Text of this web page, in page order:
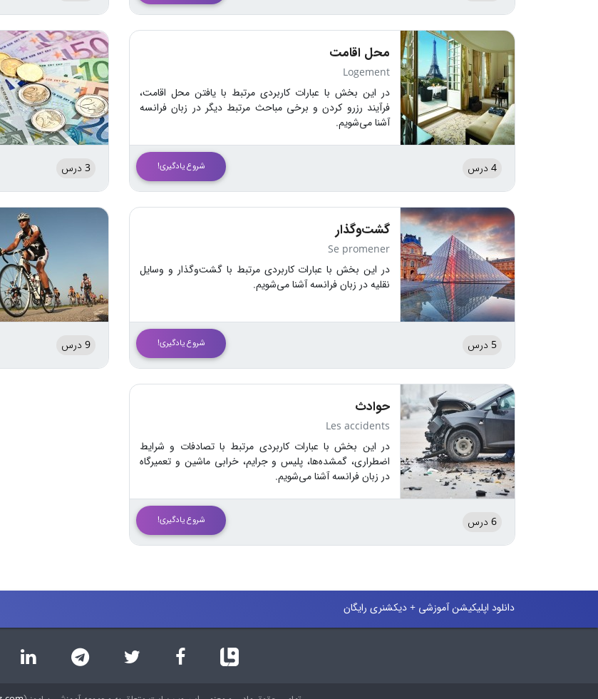
محل اقامت
Logement
در این بخش با عبارات کاربردی مرتبط با یافتن محل اقامت،
فرآیند رزرو کردن و برخی مباحث مرتبط دیگر در زبان فرانسه
آشنا می‌شویم.
4 درس شروع یادگیری! 3 درس
گشت‌وگذار
Se promener
در این بخش با عبارات کاربردی مرتبط با گشت‌وگذار و وسایل
نقلیه در زبان فرانسه آشنا می‌شویم.
5 درس شروع یادگیری! 9 درس
حوادث
Les accidents
در این بخش با عبارات کاربردی مرتبط با تصادفات و شرایط
اضطراری، گمشده‌ها، پلیس و جرایم، خرابی ماشین و تعمیرگاه
در زبان فرانسه آشنا می‌شویم.
6 درس شروع یادگیری!
دانلود اپلیکیشن آموزشی + دیکشنری رایگان